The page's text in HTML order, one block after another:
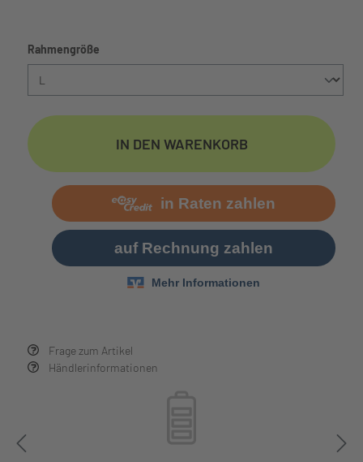
Frage zum Artikel
Händlerinformationen
Rahmengröße
IN DEN WARENKORB